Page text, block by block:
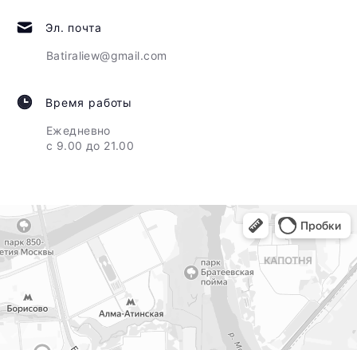
Эл. почта
Batiraliew@gmail.com
Время работы
Ежедневно
с 9.00 до 21.00